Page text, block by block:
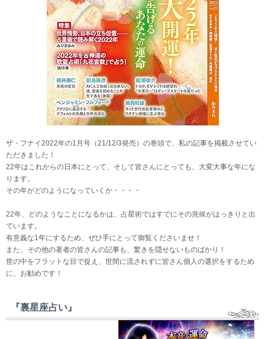
ザ・フナイ2022年の1月号（21/12/3発売）の巻頭で、私の記事を掲載させてい
ただきました！
22年はこれからの日本にとって、そして皆さんにとっても、大変大事な年にな
ります。
その年がどのようになっていくか・・・・
22年、どのようなことになるかは、占星術ではすでにその兆候がはっきりと出
ています。
有意義な1年にするため、ぜひ手にとって御覧くださいませ！
また、その他の著者の皆さんの記事も、驚きを隠せないものばかり！
世の中をフラットな目で捉え、世間に流されずに皆さん個人の選択をするため
に、お勧めです！
『裏星座占い』